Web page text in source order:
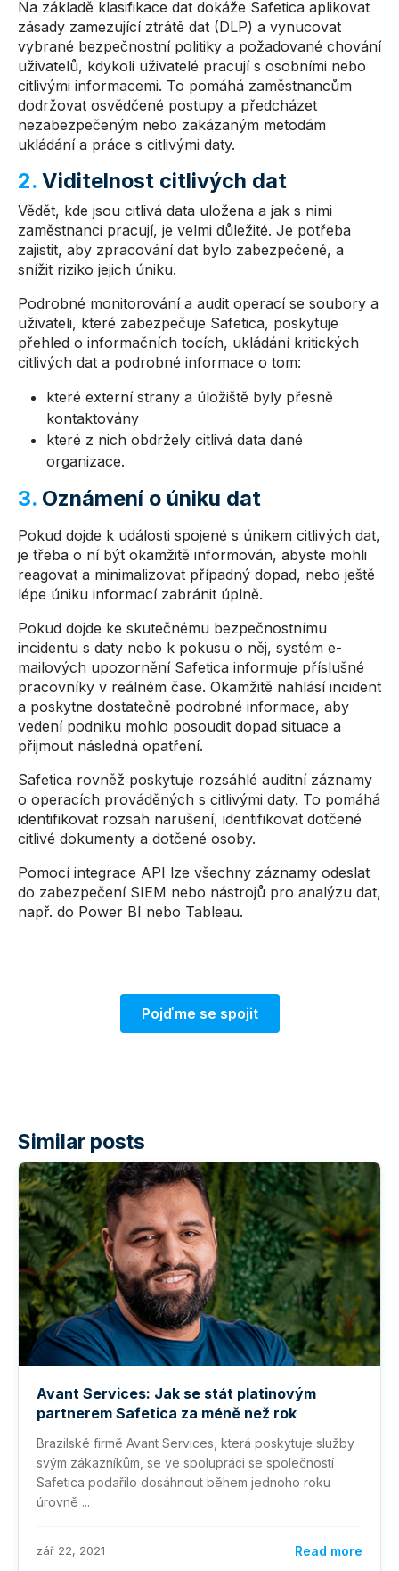
Na základě klasifikace dat dokáže Safetica aplikovat
zásady zamezující ztrátě dat (DLP) a vynucovat
vybrané bezpečnostní politiky a požadované chování
uživatelů, kdykoli uživatelé pracují s osobními nebo
citlivými informacemi. To pomáhá zaměstnancům
dodržovat osvědčené postupy a předcházet
nezabezpečeným nebo zakázaným metodám
ukládání a práce s citlivými daty.
2. Viditelnost citlivých dat
Vědět, kde jsou citlivá data uložena a jak s nimi
zaměstnanci pracují, je velmi důležité. Je potřeba
zajistit, aby zpracování dat bylo zabezpečené, a
snížit riziko jejich úniku.
Podrobné monitorování a audit operací se soubory a
uživateli, které zabezpečuje Safetica, poskytuje
přehled o informačních tocích, ukládání kritických
citlivých dat a podrobné informace o tom:
které externí strany a úložiště byly přesně
kontaktovány
které z nich obdržely citlivá data dané
organizace.
3. Oznámení o úniku dat
Pokud dojde k události spojené s únikem citlivých dat,
je třeba o ní být okamžitě informován, abyste mohli
reagovat a minimalizovat případný dopad, nebo ještě
lépe úniku informací zabránit úplně.
Pokud dojde ke skutečnému bezpečnostnímu
incidentu s daty nebo k pokusu o něj, systém e-
mailových upozornění Safetica informuje příslušné
pracovníky v reálném čase. Okamžitě nahlásí incident
a poskytne dostatečně podrobné informace, aby
vedení podniku mohlo posoudit dopad situace a
přijmout následná opatření.
Safetica rovněž poskytuje rozsáhlé auditní záznamy
o operacích prováděných s citlivými daty. To pomáhá
identifikovat rozsah narušení, identifikovat dotčené
citlivé dokumenty a dotčené osoby.
Pomocí integrace API lze všechny záznamy odeslat
do zabezpečení SIEM nebo nástrojů pro analýzu dat,
např. do Power BI nebo Tableau.
Pojďme se spojit
Similar posts
Avant Services: Jak se stát platinovým
partnerem Safetica za méně než rok
Brazilské firmě Avant Services, která poskytuje služby
svým zákazníkům, se ve spolupráci se společností
Safetica podařilo dosáhnout během jednoho roku
úrovně ...
zář 22, 2021 Read more